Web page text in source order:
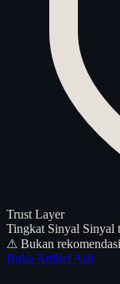
Trust Layer
Tingkat Sinyal Sinyal
⚠ Bukan
Buka Artikel Asli